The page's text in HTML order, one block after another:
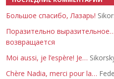
Большое спасибо, Лазарь!
Поразительно выразительное…
возвращается
Moi aussi, je l’espère! Je…
Chère Nadia, merci pour la…